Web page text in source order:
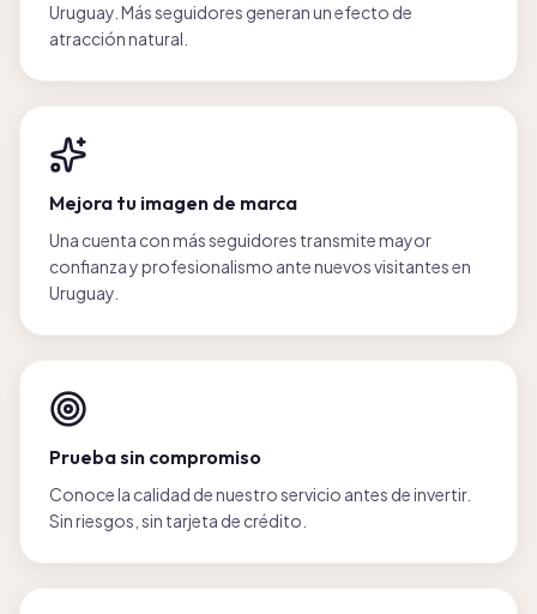
Uruguay. Más seguidores generan un efecto de
atracción natural.
Mejora tu imagen de marca
Una cuenta con más seguidores transmite mayor
confianza y profesionalismo ante nuevos visitantes en
Uruguay.
Prueba sin compromiso
Conoce la calidad de nuestro servicio antes de invertir.
Sin riesgos, sin tarjeta de crédito.